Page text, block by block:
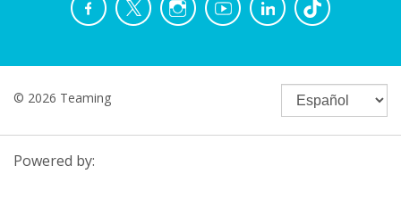
© 2026 Teaming
Powered by: